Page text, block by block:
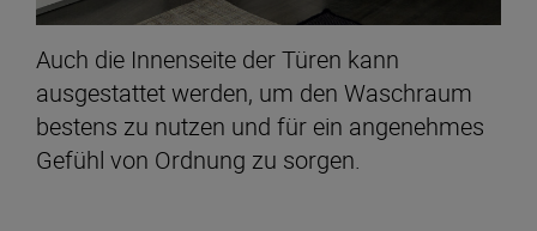
Auch die Innenseite der Türen kann
ausgestattet werden, um den Waschraum
bestens zu nutzen und für ein angenehmes
Gefühl von Ordnung zu sorgen.